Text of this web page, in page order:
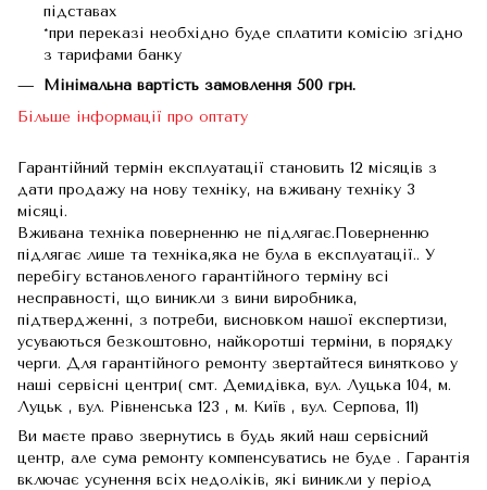
підставах
*при переказі необхідно буде сплатити комісію згідно
з тарифами банку
Мінімальна вартість замовлення 500 грн.
Більше інформації про оптату
Гарантійний термін експлуатації становить 12 місяців з
дати продажу на нову техніку, на вживану техніку 3
місяці.
Вживана техніка поверненню не підлягає.Поверненню
підлягає лише та техніка,яка не була в експлуатації.. У
перебігу встановленого гарантійного терміну всі
несправності, що виникли з вини виробника,
підтвердженні, з потреби, висновком нашої експертизи,
усуваються безкоштовно, найкоротші терміни, в порядку
черги. Для гарантійного ремонту звертайтеся винятково у
наші сервісні центри( смт. Демидівка, вул. Луцька 104, м.
Луцьк , вул. Рівненська 123 , м. Київ , вул. Серпова, 11)
Ви маєте право звернутись в будь який наш сервісний
центр, але сума ремонту компенсуватись не буде . Гарантія
включає усунення всіх недоліків, які виникли у період